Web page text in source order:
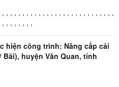
, , , , , , , , , , , , , , , , , , , , , , , , , , , ,
, , , , , , , ,
hiện công trình: Nâng cấp cải
huyện Văn Quan, tỉnh